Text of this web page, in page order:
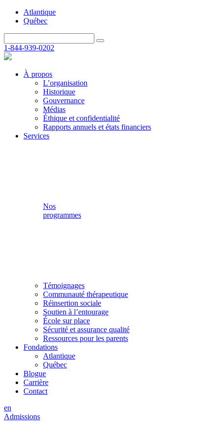
Atlantique
Québec
1-844-939-0202
À propos
L’organisation
Historique
Gouvernance
Médias
Éthique et confidentialité
Rapports annuels et états financiers
Services
Nos
programmes
Témoignages
Communauté thérapeutique
Réinsertion sociale
Soutien à l’entourage
École sur place
Sécurité et assurance qualité
Ressources pour les parents
Fondations
Atlantique
Québec
Blogue
Carrière
Contact
en
Admissions